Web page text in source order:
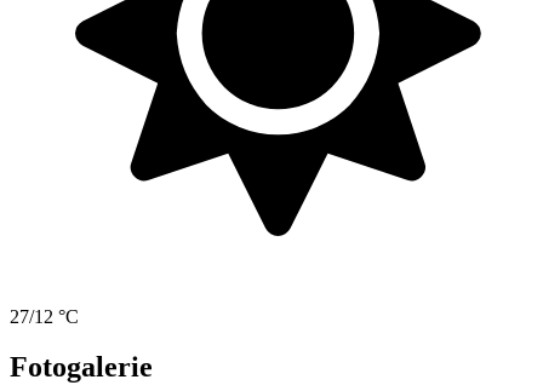
27/12 °C
Fotogalerie